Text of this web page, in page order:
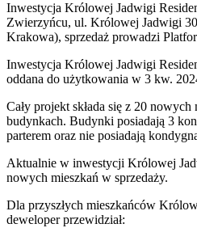
Inwestycja Królowej Jadwigi
Zwierzyńcu, ul. Królowej Jadwigi
Krakowa), sprzedaż prowadzi
Inwestycja Królowej Jadwigi
oddana do użytkowania w 3 kw.
Cały projekt składa się z 20
budynkach. Budynki posiadają 3
parterem oraz nie posiadają
Aktualnie w inwestycji Królowej
nowych mieszkań w sprzedaży.
Dla przyszłych mieszkańców
deweloper przewidział: